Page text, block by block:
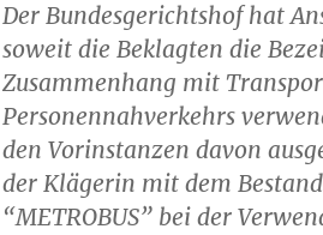
Der Bundesgerichtshof hat
soweit die Beklagten die
Zusammenhang mit
Personennahverkehrs
den Vorinstanzen davon
der Klägerin mit dem
“METROBUS” bei der